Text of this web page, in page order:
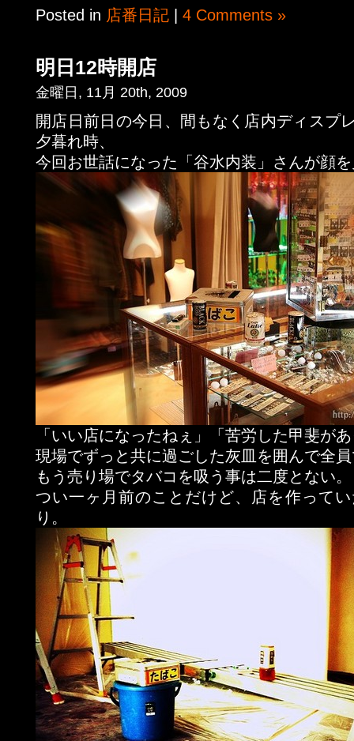
Posted in 店番日記 4 Comments »
明日12時開店
金曜日, 11月 20th, 2009
開店日前日の今日、間もなく店内ディスプ
夕暮れ時、
今回お世話になった「谷水内装」さんが顔
「いい店になったねぇ」「苦労した甲斐が
現場でずっと共に過ごした灰皿を囲んで全
もう売り場でタバコを吸う事は二度とない。
つい一ヶ月前のことだけど、店を作って
り。